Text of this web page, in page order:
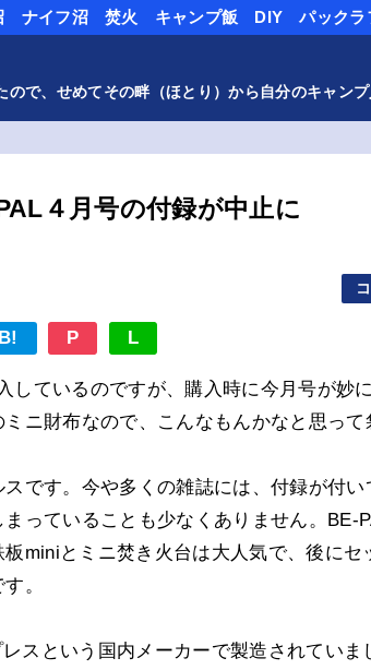
ナイフ沼 焚火 キャンプ飯 DIY パックラ
で、せめてその畔（ほとり）から自分のキャン
４月号の付録が中止に
B! P L
しているのですが、購入時に今月号が妙
ニ財布なので、こんなもんかなと思って
です。今や多くの雑誌には、付録が付い
っていることも少なくありません。BE-
miniとミニ焚き火台は大人気で、後にセ
。
スという国内メーカーで製造されていま